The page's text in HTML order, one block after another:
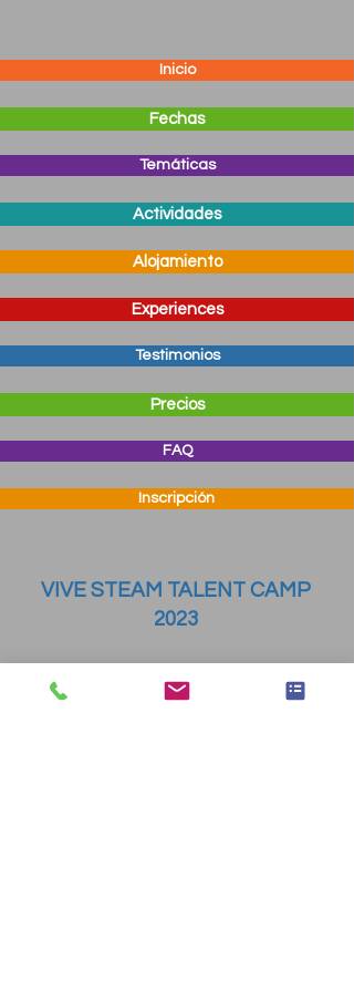
Inicio
Fechas
Temáticas
Actividades
Alojamiento
Experiences
Testimonios
Precios
FAQ
Inscripción
VIVE STEAM TALENT CAMP
2023
Nuestrocampamento de veranotendrá
lugar del 2 al 15 de julio